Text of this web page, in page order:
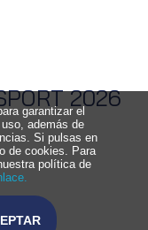
2026
garantizar el
además de
Si pulsas en
de cookies. Para
política de